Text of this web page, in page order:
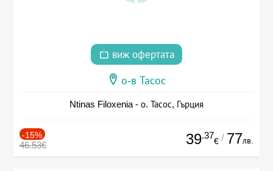
виж офертата
о-в Тасос
Ntinas Filoxenia - о. Тасос, Гърция
-15%
46.53€ 39.37
€ / 77лв.